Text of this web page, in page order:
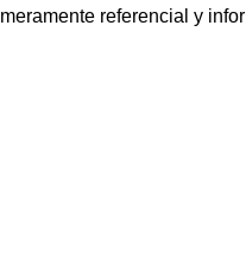
meramente referencial y